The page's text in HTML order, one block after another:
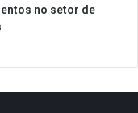
no setor de